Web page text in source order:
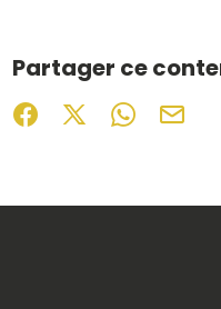
Partager ce
Partager sur
Partager sur
Partager